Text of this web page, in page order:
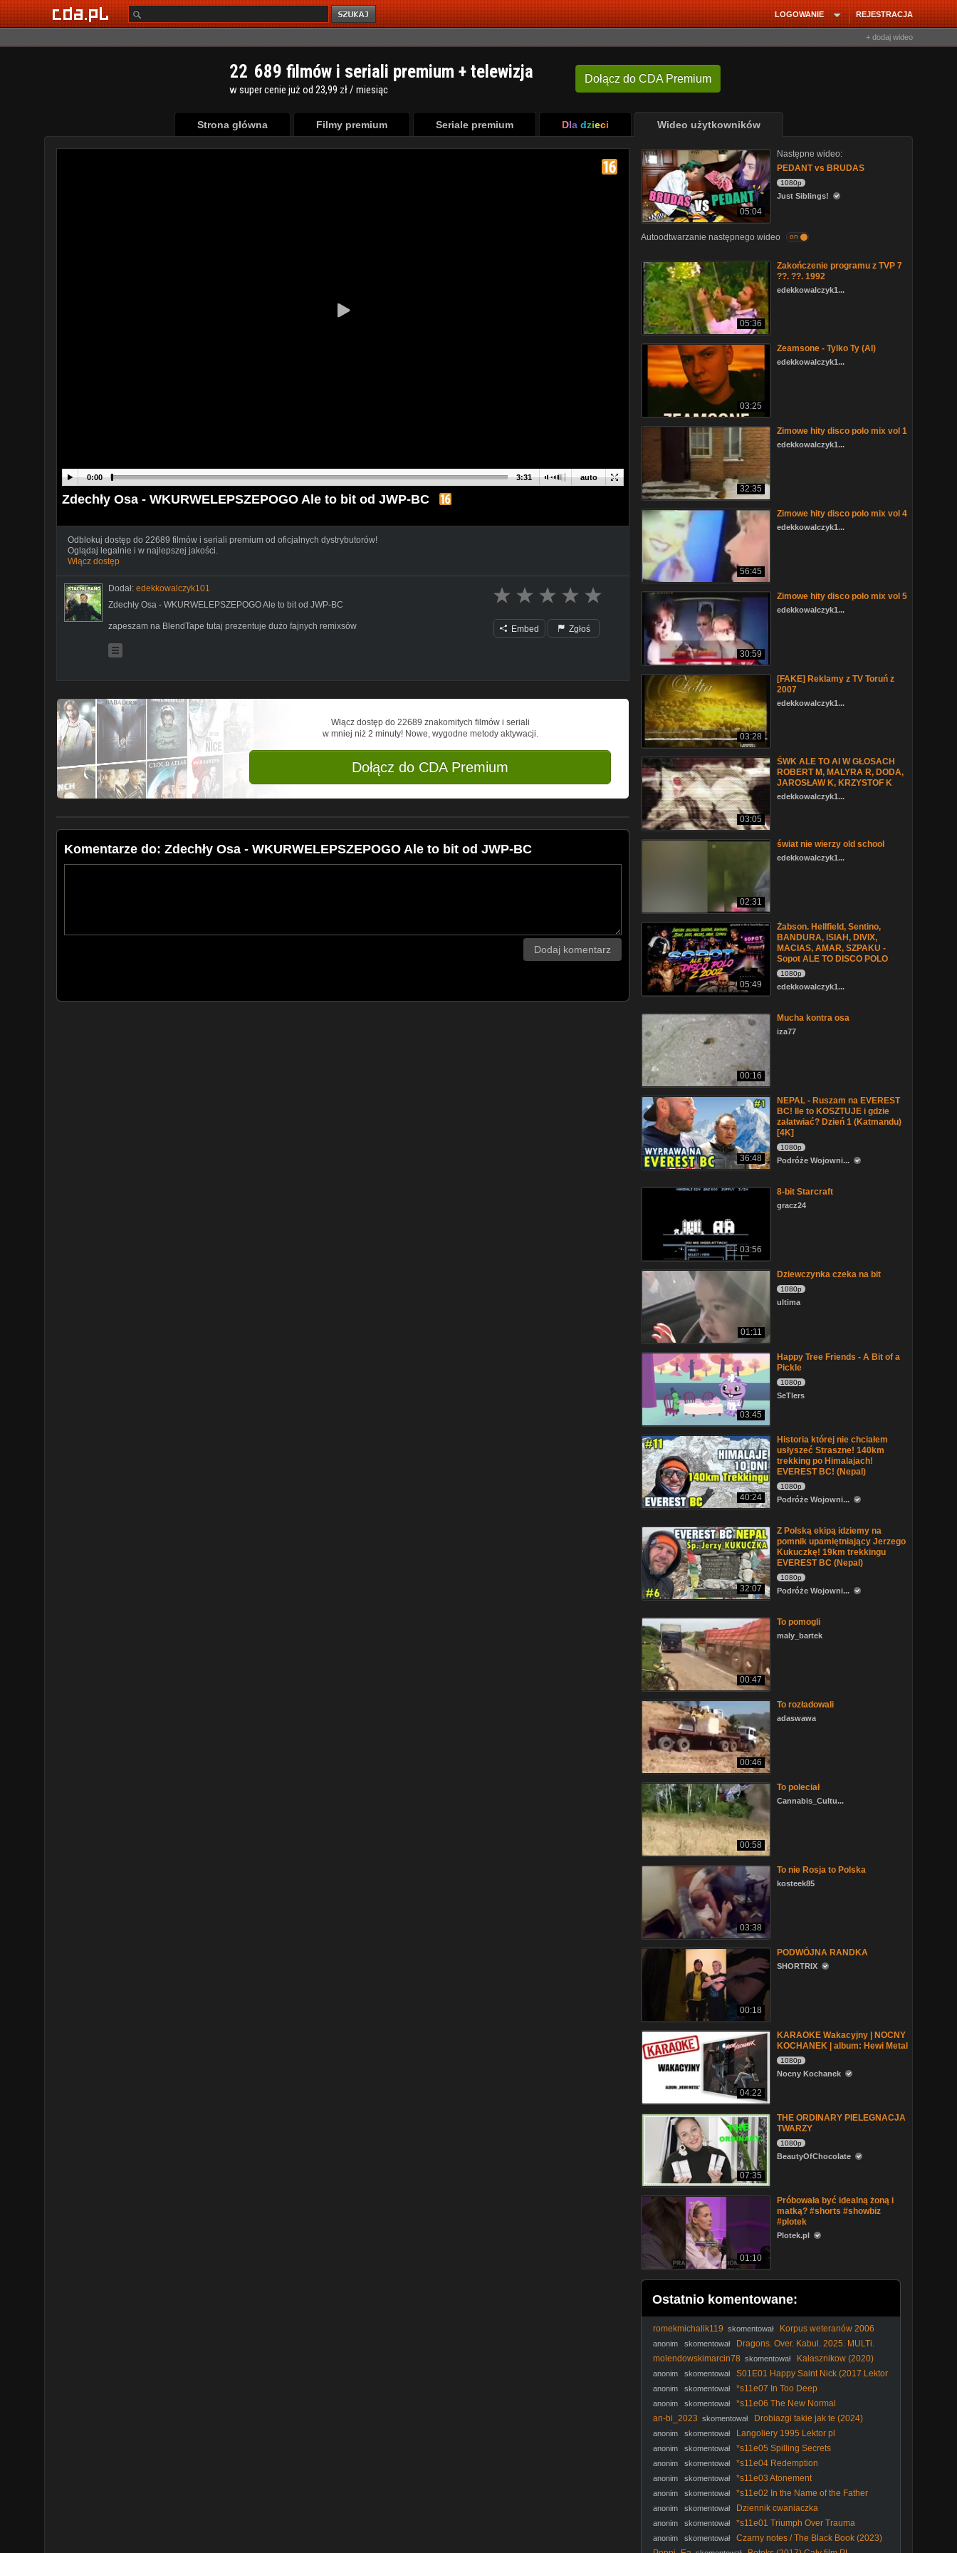
REJESTRACJA
LOGOWANIE
+ dodaj wideo
Dołącz do CDA Premium
22 689 filmów i seriali premium + telewizja
w super cenie już od 23,99 zł / miesiąc
Strona główna Filmy premium Seriale premium Dla dzieci Wideo użytkowników
auto
0:00 3:31
Zdechły Osa - WKURWELEPSZEPOGO Ale to bit od JWP-BC
Odblokuj dostęp do 22689 filmów i seriali premium od oficjalnych dystrybutorów!
Oglądaj legalnie i w najlepszej jakości.
Włącz dostęp
Dodał: edekkowalczyk101
Zdechły Osa - WKURWELEPSZEPOGO Ale to bit od JWP-BC
zapeszam na BlendTape tutaj prezentuje dużo fajnych remixsów Embed Zgłoś
Włącz dostęp do 22689 znakomitych filmów i seriali
w mniej niż 2 minuty! Nowe, wygodne metody aktywacji.
Dołącz do CDA Premium
Komentarze do: Zdechły Osa - WKURWELEPSZEPOGO Ale to bit od JWP-BC
Dodaj komentarz
05:04
Następne wideo:
PEDANT vs BRUDAS
1080p
Just Siblings!
Autoodtwarzanie następnego wideo on
05:36
Zakończenie programu z TVP 7
??. ??. 1992
edekkowalczyk1...
03:25
Zeamsone - Tylko Ty (AI)
edekkowalczyk1...
32:35
Zimowe hity disco polo mix vol 1
edekkowalczyk1...
56:45
Zimowe hity disco polo mix vol 4
edekkowalczyk1...
30:59
Zimowe hity disco polo mix vol 5
edekkowalczyk1...
03:28
[FAKE] Reklamy z TV Toruń z
2007
edekkowalczyk1...
03:05
ŚWK ALE TO AI W GŁOSACH
ROBERT M, MALYRA R, DODA,
JAROSŁAW K, KRZYSTOF K
edekkowalczyk1...
02:31
świat nie wierzy old school
edekkowalczyk1...
05:49
Żabson. Hellfield, Sentino,
BANDURA, ISIAH, DIVIX,
MACIAS, AMAR, SZPAKU -
Sopot ALE TO DISCO POLO
1080p
edekkowalczyk1...
00:16
Mucha kontra osa
iza77
36:48
NEPAL - Ruszam na EVEREST
BC! Ile to KOSZTUJE i gdzie
załatwiać? Dzień 1 (Katmandu)
[4K]
1080p
Podróże Wojowni...
03:56
8-bit Starcraft
gracz24
01:11
Dziewczynka czeka na bit
1080p
ultima
03:45
Happy Tree Friends - A Bit of a
Pickle
1080p
SeTlers
40:24
Historia której nie chciałem
usłyszeć Straszne! 140km
trekking po Himalajach!
EVEREST BC! (Nepal)
1080p
Podróże Wojowni...
32:07
Z Polską ekipą idziemy na
pomnik upamiętniający Jerzego
Kukuczkę! 19km trekkingu
EVEREST BC (Nepal)
1080p
Podróże Wojowni...
00:47
To pomogli
maly_bartek
00:46
To rozładowali
adaswawa
00:58
To poleciał
Cannabis_Cultu...
03:38
To nie Rosja to Polska
kosteek85
00:18
PODWÓJNA RANDKA
SHORTRIX
04:22
KARAOKE Wakacyjny | NOCNY
KOCHANEK | album: Hewi Metal
1080p
Nocny Kochanek
07:35
THE ORDINARY PIELEGNACJA
TWARZY
1080p
BeautyOfChocolate
01:10
Próbowała być idealną żoną i
matką? #shorts #showbiz
#plotek
Plotek.pl
Ostatnio komentowane:
romekmichalik119 skomentował
Korpus weteranów 2006
lektor pl
anonim skomentował
Dragons. Over. Kabul. 2025. MULTi.
1080p. AMZN. WEB-DL. x264-KiT
molendowskimarcin78 skomentował
Kałasznikow (2020)
Lektor PL
anonim skomentował
S01E01 Happy Saint Nick (2017 Lektor
anonim skomentował *s11e07 In Too Deep
anonim skomentował
*s11e06 The New Normal
an-bi_2023 skomentował
Drobiazgi takie jak te (2024)
Lektor PL
anonim skomentował Langoliery 1995 Lektor pl
anonim skomentował *s11e05 Spilling Secrets
anonim skomentował *s11e04 Redemption
anonim skomentował *s11e03 Atonement
anonim skomentował *s11e02 In the Name of the Father
anonim skomentował Dziennik cwaniaczka
anonim skomentował *s11e01 Triumph Over Trauma
anonim skomentował
Czarny notes / The Black Book (2023)
[Lektor PL]